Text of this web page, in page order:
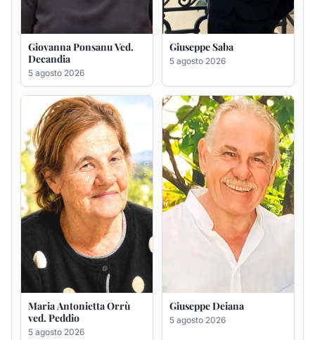
Maria Antonietta Orrù
ved. Peddio
5 agosto 2026
Giuseppe Deiana
5 agosto 2026